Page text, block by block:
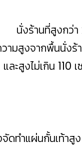
นั่งร้านที่สูงกว่
ามสูงจากพื้นนั่งร้
และสูงไม่เกิน 110
ดทำแผ่นกั้นเท้าสู